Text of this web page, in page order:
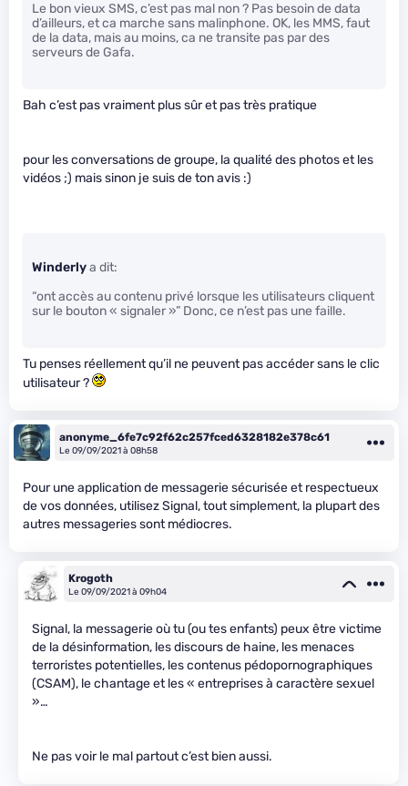
Le bon vieux SMS, c’est pas mal non ? Pas besoin de data
d’ailleurs, et ca marche sans malinphone. OK, les MMS, faut
de la data, mais au moins, ca ne transite pas par des
serveurs de Gafa.
Bah c’est pas vraiment plus sûr et pas très pratique
pour les conversations de groupe, la qualité des photos et les
vidéos ;) mais sinon je suis de ton avis :)
Winderlya dit:
“ont accès au contenu privé lorsque les utilisateurs cliquent
sur le bouton « signaler »” Donc, ce n’est pas une faille.
Tu penses réellement qu’il ne peuvent pas accéder sans le clic
utilisateur ?
anonyme_6fe7c92f62c257fced6328182e378c61
Le 09/09/2021 à 08h58
Pour une application de messagerie sécurisée et respectueux
de vos données, utilisez Signal, tout simplement, la plupart des
autres messageries sont médiocres.
Krogoth
Le 09/09/2021 à 09h04
Signal, la messagerie où tu (ou tes enfants) peux être victime
de la désinformation, les discours de haine, les menaces
terroristes potentielles, les contenus pédopornographiques
(CSAM), le chantage et les « entreprises à caractère sexuel
»…
Ne pas voir le mal partout c’est bien aussi.